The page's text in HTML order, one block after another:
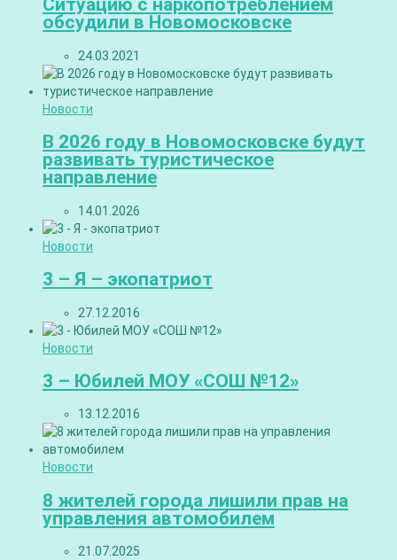
Ситуацию с наркопотреблением
обсудили в Новомосковске
24.03.2021
Новости
В 2026 году в Новомосковске будут
развивать туристическое
направление
14.01.2026
Новости
3 – Я – экопатриот
27.12.2016
Новости
3 – Юбилей МОУ «СОШ №12»
13.12.2016
Новости
8 жителей города лишили прав на
управления автомобилем
21.07.2025